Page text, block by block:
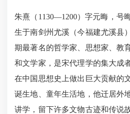
朱熹（1130—1200）字元晦，号
生于南剑州尤溪（今福建尤溪县
期最著名的哲学家、思想家、教
和文学家，是宋代理学的集大成
在中国思想史上做出巨大贡献的
诞生地、童年生活地，他迁居外
讲学，留下许多文物古迹和传说